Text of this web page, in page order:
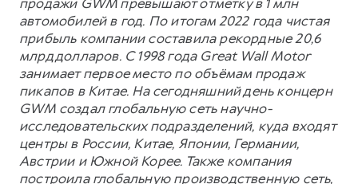
автомобилей в год. По итогам 2022 года чистая
прибыль компании составила рекордные 20,6
млрд долларов. С 1998 года Great Wall Motor
занимает первое место по объёмам продаж
пикапов в Китае. На сегодняшний день концерн
GWM создал глобальную сеть научно-
исследовательских подразделений, куда входят
центры в России, Китае, Японии, Германии,
Австрии и Южной Корее. Также компания
построила глобальную производственную сеть,